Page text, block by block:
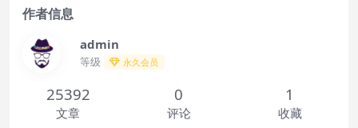
作者信息
admin
等级 永久会员
25392
文章
0
评论
1
收藏